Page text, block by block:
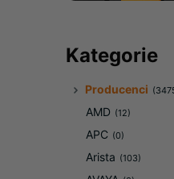
Kategorie
Producenci
AMD (12)
APC (0)
Arista (103)